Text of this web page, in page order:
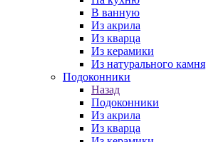
В ванную
Из акрила
Из кварца
Из керамики
Из натурального камня
Подоконники
Назад
Подоконники
Из акрила
Из кварца